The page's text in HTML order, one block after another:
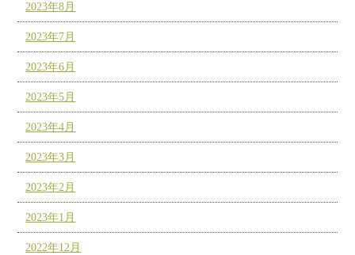
2023年8月
2023年7月
2023年6月
2023年5月
2023年4月
2023年3月
2023年2月
2023年1月
2022年12月